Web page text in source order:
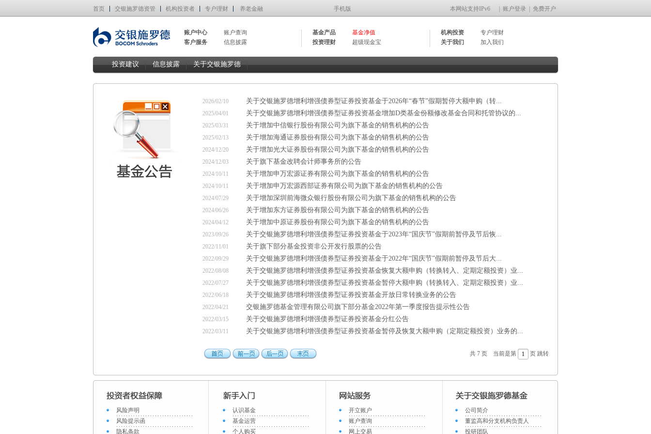
首页 交银施罗德资管 机构投资者 专户理财 养老金融 手机版 本网站支持IPv6 账户登录 免费开户
账户中心
账户查询
客户服务
信息披露
基金产品
基金净值
投资理财
超级现金宝
机构投资
专户理财
关于我们
加入我们
投资建议 信息披露 关于交银施罗德
2026/02/10 关于交银施罗德增利增强债券型证券投资基金于2026年“春节”假期暂停大额申购（转...
2025/04/01 关于交银施罗德增利增强债券型证券投资基金增加D类基金份额修改基金合同和托管协议的...
2025/03/31 关于增加中信银行股份有限公司为旗下基金的销售机构的公告
2025/02/13 关于增加海通证券股份有限公司为旗下基金的销售机构的公告
2024/12/20 关于增加光大证券股份有限公司为旗下基金的销售机构的公告
2024/12/03 关于旗下基金改聘会计师事务所的公告
2024/10/11 关于增加申万宏源证券有限公司为旗下基金的销售机构的公告
2024/10/11 关于增加申万宏源西部证券有限公司为旗下基金的销售机构的公告
2024/07/29 关于增加深圳前海微众银行股份有限公司为旗下基金的销售机构的公告
2024/06/26 关于增加东方证券股份有限公司为旗下基金的销售机构的公告
2024/04/12 关于增加中原证券股份有限公司为旗下基金的销售机构的公告
2023/09/26 关于交银施罗德增利增强债券型证券投资基金于2023年“国庆节”假期前暂停及节后恢...
2022/11/01 关于旗下部分基金投资非公开发行股票的公告
2022/09/29 关于交银施罗德增利增强债券型证券投资基金于2022年“国庆节”假期前暂停及节后大...
2022/08/08 关于交银施罗德增利增强债券型证券投资基金恢复大额申购（转换转入、定期定额投资）业...
2022/07/27 关于交银施罗德增利增强债券型证券投资基金暂停大额申购（转换转入、定期定额投资）业...
2022/06/18 关于交银施罗德增利增强债券型证券投资基金开放日常转换业务的公告
2022/04/21 交银施罗德基金管理有限公司旗下部分基金2022年第一季度报告提示性公告
2022/03/15 关于交银施罗德增利增强债券型证券投资基金分红公告
2022/03/11 关于交银施罗德增利增强债券型证券投资基金暂停及恢复大额申购（定期定额投资）业务的...
共 7 页 当前是第 页 跳转
风险声明
风险提示函
隐私条款
认识基金
基金运营
个人购买
开立账户
账户查询
网上交易
公司简介
董监高和分支机构负责人
投研团队